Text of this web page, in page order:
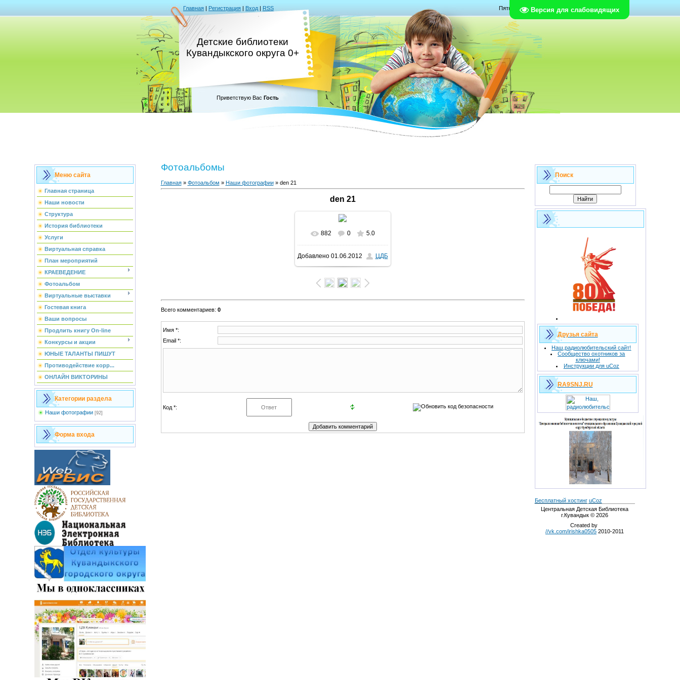
Версия для слабовидящих
Главная | Регистрация | Вход | RSS Пятница, 07.08.2026, 23:30
Детские библиотеки
Кувандыкского округа 0+
Приветствую Вас Гость
Меню сайта
Главная страница
Наши новости
Структура
История библиотеки
Услуги
Виртуальная справка
План мероприятий
КРАЕВЕДЕНИЕ
Фотоальбом
Виртуальные выставки
Гостевая книга
Ваши вопросы
Продлить книгу On-line
Конкурсы и акции
ЮНЫЕ ТАЛАНТЫ ПИШУТ
Противодействие корр...
ОНЛАЙН ВИКТОРИНЫ
Категории раздела
Наши фотографии [92]
Форма входа
Фотоальбомы
Главная» Фотоальбом » Наши фотографии» den 21
den 21
В реальном размере
640x480/ 235.2Kb
882 0 5.0
Добавлено01.06.2012 ЦДБ
Всего комментариев: 0
Имя *:
Email *:
Код *:
Поиск
Друзья сайта
Наш,радиолюбительский сайт!
Сообщество охотников за
ключами!
Инструкции для uCoz
RA9SNJ.RU
Бесплатный хостинг uCoz
Центральная Детская Библиотека
г.Кувандык © 2026
Created by
//vk.com/irishka0505 2010-2011